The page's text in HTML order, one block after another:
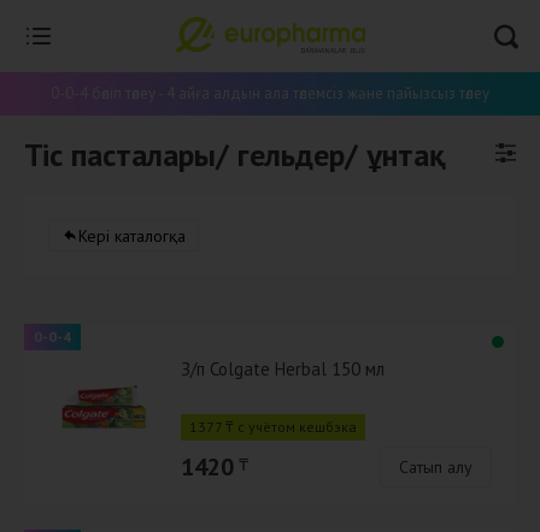
0-0-4 бөліп төлеу - 4 айға алдын ала төлемсіз және пайызсыз төлеу
Тіс пасталары/ гельдер/ ұнтақ
Кері каталогқа
0-0-4
З/п Colgate Herbal 150 мл
1377 ₸ с учётом кешбэка
1420 ₸ Сатып алу